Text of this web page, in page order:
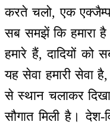
करते चलो, एक
सब समझें कि हमारा
हमारे हैं, दादियों को
यह सेवा हमारी सेवा
से स्थान चलाकर
सौगात मिली है।